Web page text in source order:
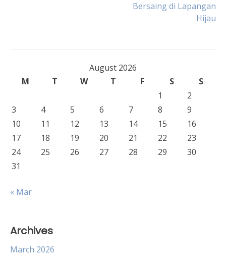
Bersaing di Lapangan
Hijau
August 2026
M
T W T F S
S
1
2
3
4 5 6 7 8
9
10
11 12 13 14 15
16
17
18 19 20 21 22
23
24
25 26 27 28 29
30
31
« Mar
Archives
March 2026